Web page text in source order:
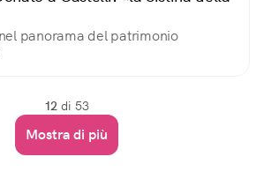
12 di 53
Mostra di più